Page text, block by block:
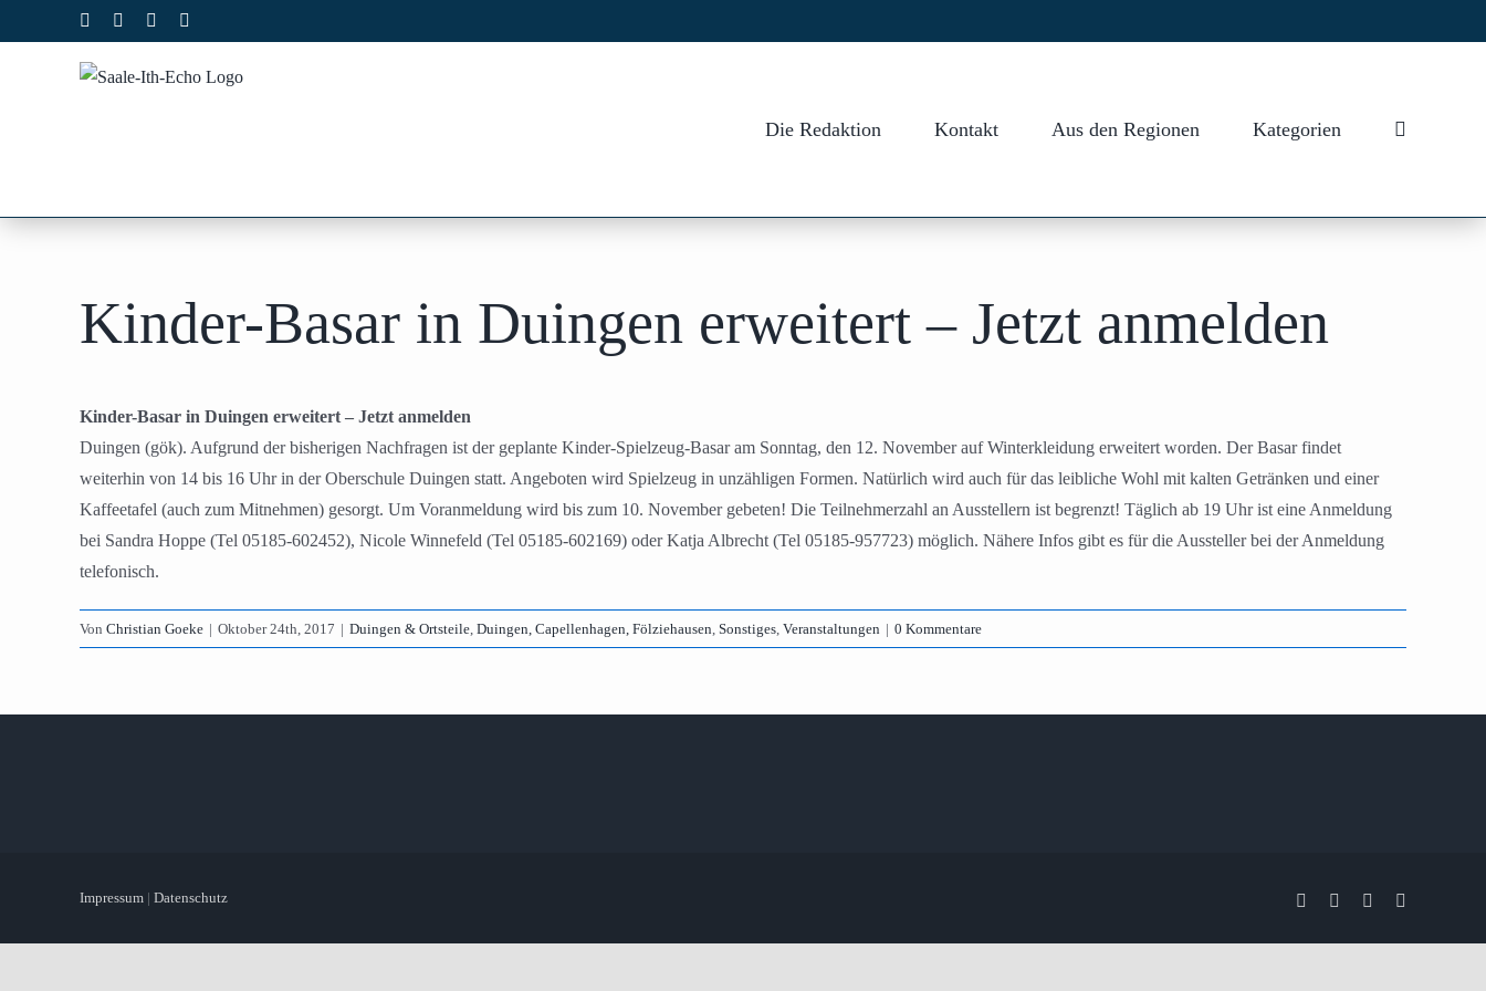
Inhalt
Facebook Instagram
Die Redaktion Kontakt Aus den Regionen Kategorien
Kinder-Basar in Duingen erweitert – Jetzt anmelden
Kinder-Basar in Duingen erweitert – Jetzt anmelden
Duingen (gök). Aufgrund der bisherigen Nachfragen ist der geplante Kinder-Spielzeug-Basar am Sonntag, den 12. November auf Winterkleidung erweitert worden. Der Basar findet
weiterhin von 14 bis 16 Uhr in der Oberschule Duingen statt. Angeboten wird Spielzeug in unzähligen Formen. Natürlich wird auch für das leibliche Wohl mit kalten Getränken und einer
Kaffeetafel (auch zum Mitnehmen) gesorgt. Um Voranmeldung wird bis zum 10. November gebeten! Die Teilnehmerzahl an Ausstellern ist begrenzt! Täglich ab 19 Uhr ist eine Anmeldung
bei Sandra Hoppe (Tel 05185-602452), Nicole Winnefeld (Tel 05185-602169) oder Katja Albrecht (Tel 05185-957723) möglich. Nähere Infos gibt es für die Aussteller bei der Anmeldung
telefonisch.
Von Christian Goeke | Oktober 24th, 2017 | Duingen & Ortsteile, Duingen, Capellenhagen, Fölziehausen, Sonstiges, Veranstaltungen | 0 Kommentare
Impressum | Datenschutz Facebook Instagram